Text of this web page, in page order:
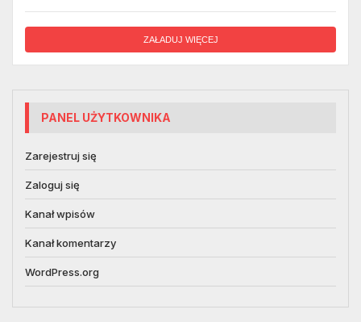
ZAŁADUJ WIĘCEJ
PANEL UŻYTKOWNIKA
Zarejestruj się
Zaloguj się
Kanał wpisów
Kanał komentarzy
WordPress.org